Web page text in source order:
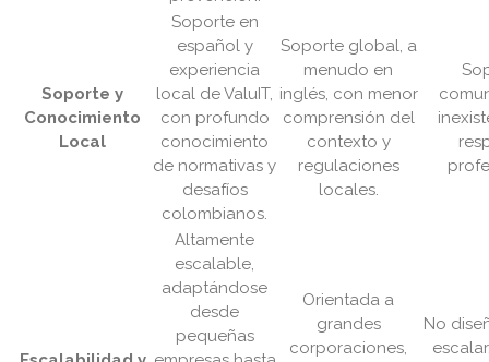
Soporte y
Conocimiento
Local
Soporte en
español y
experiencia
local de ValuIT,
con profundo
conocimiento
de normativas y
desafíos
colombianos.
Soporte global, a
menudo en
inglés, con menor
comprensión del
contexto y
regulaciones
locales.
Altamente
escalable,
adaptándose
desde
pequeñas
Orientada a
grandes
corporaciones,
No